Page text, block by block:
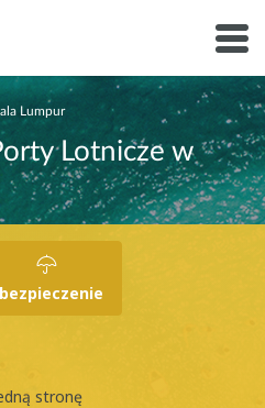
Lumpur
Lotnicze w
stronę